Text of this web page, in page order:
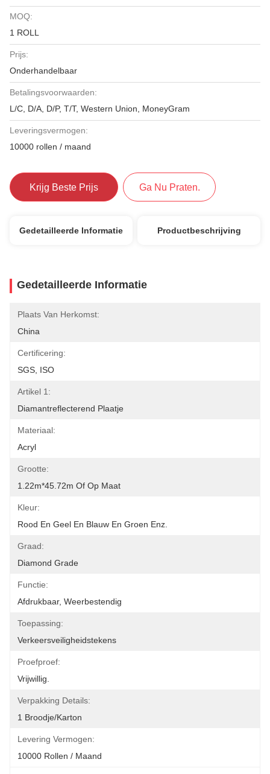
MOQ:
1 ROLL
Prijs:
Onderhandelbaar
Betalingsvoorwaarden:
L/C, D/A, D/P, T/T, Western Union, MoneyGram
Leveringsvermogen:
10000 rollen / maand
Krijg Beste Prijs Ga Nu Praten.
Gedetailleerde Informatie Productbeschrijving
Gedetailleerde Informatie
Plaats Van Herkomst:
China
Certificering:
SGS, ISO
Artikel 1:
Diamantreflecterend Plaatje
Materiaal:
Acryl
Grootte:
1.22m*45.72m Of Op Maat
Kleur:
Rood En Geel En Blauw En Groen Enz.
Graad:
Diamond Grade
Functie:
Afdrukbaar, Weerbestendig
Toepassing:
Verkeersveiligheidstekens
Proefproef:
Vrijwillig.
Verpakking Details:
1 Broodje/karton
Levering Vermogen:
10000 Rollen / Maand